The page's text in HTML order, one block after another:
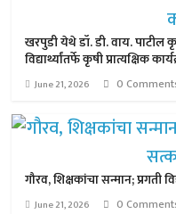
खरपुडी येथे डॉ. डी. वाय. पाटील
विद्यार्थ्यांतर्फे कृषी प्रात्यक्षिक
June 21, 2026 0
गौरव, शिक्षकांचा सन्मान; प्रगती
June 21, 2026 0